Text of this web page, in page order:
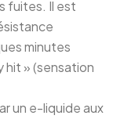
fuites. Il est
minutes
hit » (sensation
un e-liquide aux